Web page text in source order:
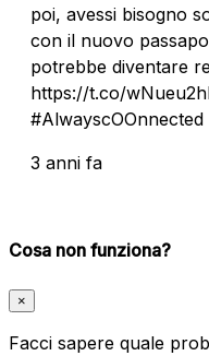
poi, avessi bisogno
con il nuovo
potrebbe diventare
https://t.co/
3 anni fa
Cosa non funziona?
×
Facci sapere quale